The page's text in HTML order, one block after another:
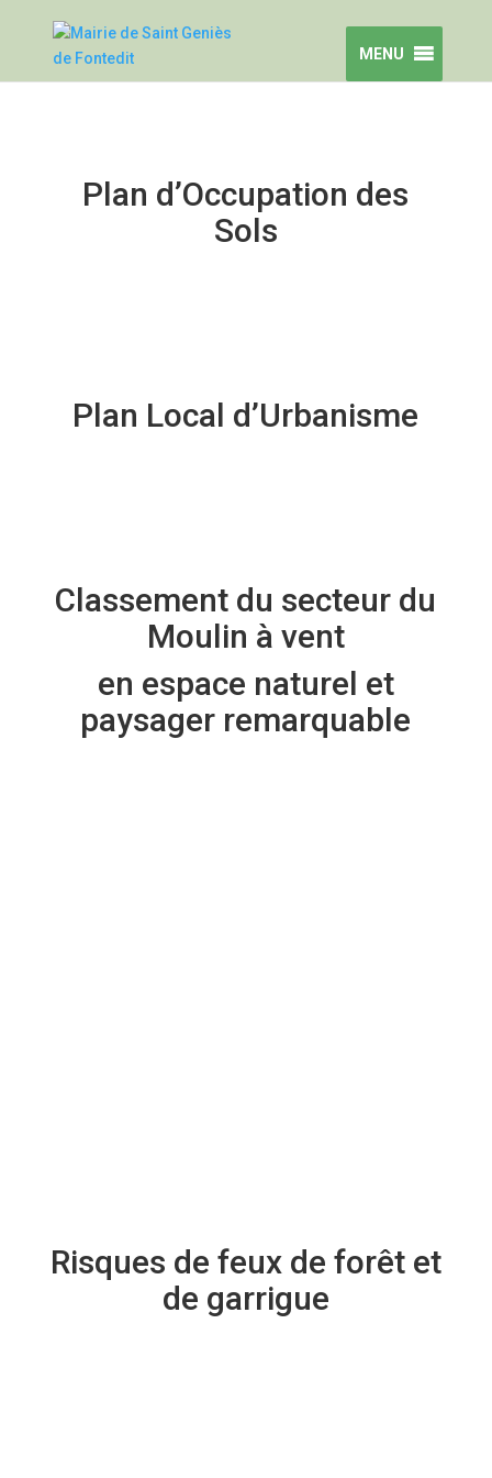
MENU
Plan d’Occupation des
Sols
Plan Local d’Urbanisme
Classement du secteur du
Moulin à vent
en espace naturel et
paysager remarquable
Risques de feux de forêt et
de garrigue